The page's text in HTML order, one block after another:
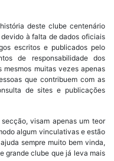
deste clube centenário
à falta de dados oficiais
escritos e publicados pelo
de responsabilidade dos
muitas vezes apenas
que contribuem com as
de sites e publicações
visam apenas um teor
algum vinculativas e estão
sempre muito bem vinda,
grande clube que já leva mais